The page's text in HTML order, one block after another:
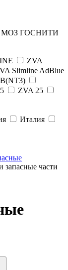
МОЗ ГОСНИТИ
ZVA
Slimline AdBlue
ZVA 25
Италия
запасные части